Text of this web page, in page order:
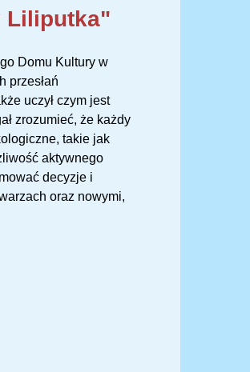
Liliputka"
Domu Kultury w
przesłań
uczył czym jest
zrozumieć, że każdy
takie jak
aktywnego
decyzje i
oraz nowymi,